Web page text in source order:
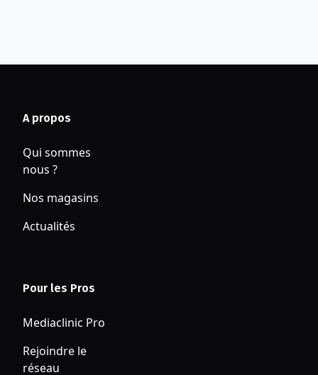
A propos
Qui sommes
nous ?
Nos magasins
Actualités
Pour les Pros
Mediaclinic Pro
Rejoindre le
réseau